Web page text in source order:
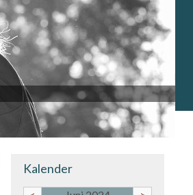
Kalender